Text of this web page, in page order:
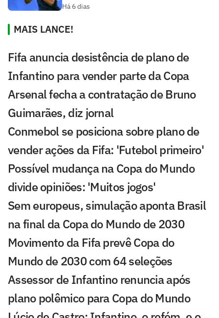
Há 6 dias
MAIS LANCE!
Fifa anuncia desistência de plano de
Infantino para vender parte da Copa
Arsenal fecha a contratação de Bruno
Guimarães, diz jornal
Conmebol se posiciona sobre plano de
vender ações da Fifa: 'Futebol primeiro'
Possível mudança na Copa do Mundo
divide opiniões: 'Muitos jogos'
Sem europeus, simulação aponta Brasil
na final da Copa do Mundo de 2030
Movimento da Fifa prevê Copa do
Mundo de 2030 com 64 seleções
Assessor de Infantino renuncia após
plano polêmico para Copa do Mundo